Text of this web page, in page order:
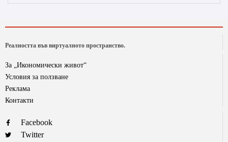
Реалността във виртуалното пространство.
За „Икономически живот“
Условия за ползване
Реклама
Контакти
Facebook
Twitter